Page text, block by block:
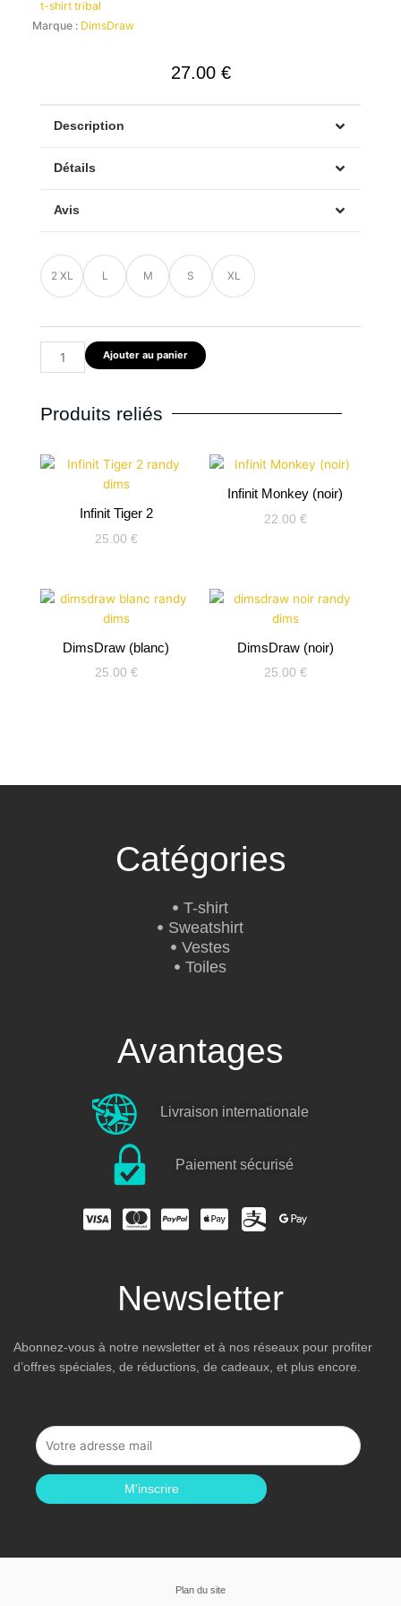
t-shirt tribal
Marque : DimsDraw
27.00 €
Description
Détails
Avis
2 XL L M S XL
quantité
de
T-
Beige
DimsDraw
Ajouter au panier
Produits reliés
Infinit Tiger 2
25.00 €
Infinit Monkey (noir)
22.00 €
DimsDraw (blanc)
25.00 €
DimsDraw (noir)
25.00 €
Catégories
T-shirt
Sweatshirt
Vestes
Toiles
Avantages
Livraison internationale
Paiement sécurisé
Newsletter
Abonnez-vous à notre newsletter et à nos réseaux pour profiter
d’offres spéciales, de réductions, de cadeaux, et plus encore.
M'inscrire
Plan du site